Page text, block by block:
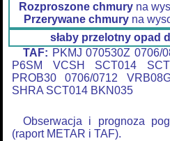
Rozproszone chmury na
Przerywane chmuryna
słaby przelotny opad
TAF: PKMJ 070530Z 0706/
P6SM VCSH SCT014
PROB30 0706/0712
SHRA SCT014 BKN035
Obserwacja i prognoza
(raport METAR i TAF).